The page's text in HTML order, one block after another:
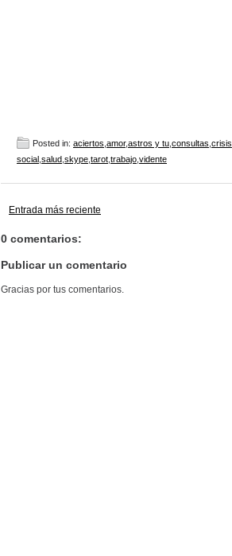
Posted in: aciertos amor,astros y tu consultas crisis
social salud skype tarot trabajo vidente
Entrada más reciente
0 comentarios:
Publicar un comentario
Gracias por tus comentarios.